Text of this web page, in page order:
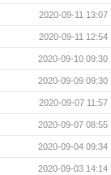
2020-09-11 13:07
2020-09-11 12:54
2020-09-10 09:30
2020-09-09 09:30
2020-09-07 11:57
2020-09-07 08:55
2020-09-04 09:34
2020-09-03 14:14